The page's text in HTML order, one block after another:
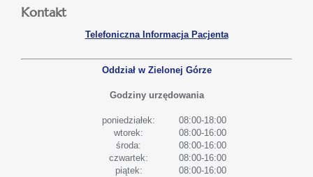
Kontakt
Telefoniczna Informacja Pacjenta
Oddział w Zielonej Górze
Godziny urzędowania
poniedziałek:
08:00-18:00
wtorek:
08:00-16:00
środa:
08:00-16:00
czwartek:
08:00-16:00
piątek:
08:00-16:00